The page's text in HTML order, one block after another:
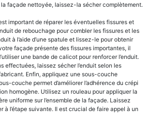
façade nettoyée, laissez-la sécher complètement.
important de réparer les éventuelles fissures et
de rebouchage pour combler les fissures et les
à l’aide d’une spatule et lissez-le pour obtenir
façade présente des fissures importantes, il
une bande de calicot pour renforcer l’enduit.
effectuées, laissez sécher l’enduit selon les
Enfin, appliquez une sous-couche
couche permet d’améliorer l’adhérence du crépi
homogène. Utilisez un rouleau pour appliquer la
uniforme sur l’ensemble de la façade. Laissez
à l’étape suivante. Il est crucial de faire appel à un